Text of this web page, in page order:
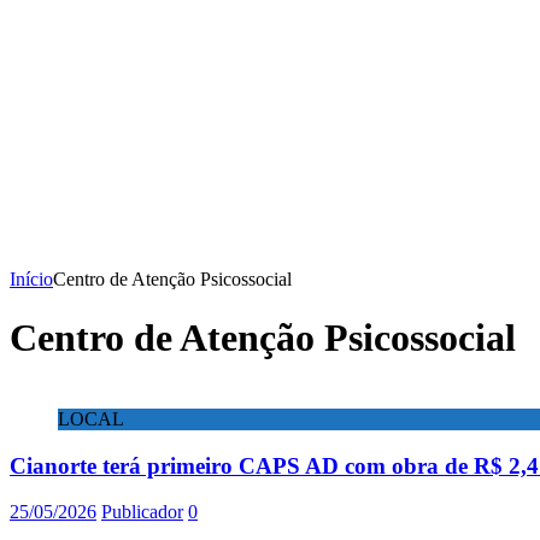
InícioCentro de Atenção Psicossocial
Centro de Atenção Psicossocial
LOCAL
Cianorte terá primeiro CAPS AD com obra de R$
25/05/2026 Publicador 0